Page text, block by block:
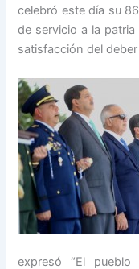
celebró este día su
de servicio a la
satisfacción del
expresó “El